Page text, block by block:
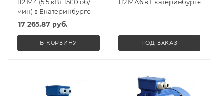
112 М4 (5.5 кВт 1500 об/
мин) в Екатеринбурге
17 265.87 руб.
В КОРЗИНУ
112 МА6 в Екатеринбурге
ПОД ЗАКАЗ